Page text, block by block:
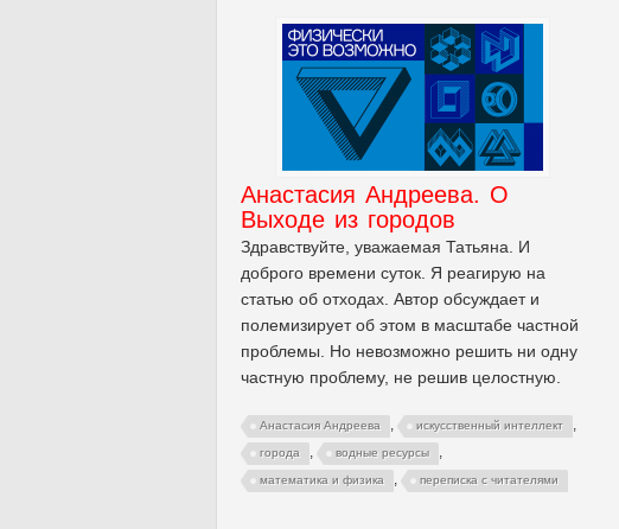
Анастасия Андреева. О
Выходе из городов
Здравствуйте, уважаемая Татьяна. И
доброго времени суток. Я реагирую на
статью об отходах. Автор обсуждает и
полемизирует об этом в масштабе частной
проблемы. Но невозможно решить ни одну
частную проблему, не решив целостную.
Анастасия Андреева , искусственный интеллект ,
города , водные ресурсы ,
математика и физика , переписка с читателями